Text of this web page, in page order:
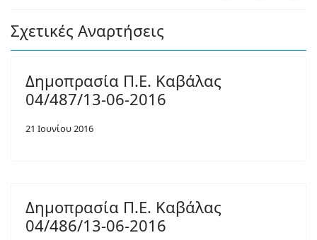
Σχετικές Αναρτήσεις
Δημοπρασία Π.Ε. Καβάλας
04/487/13-06-2016
21 Ιουνίου 2016
Δημοπρασία Π.Ε. Καβάλας
04/486/13-06-2016